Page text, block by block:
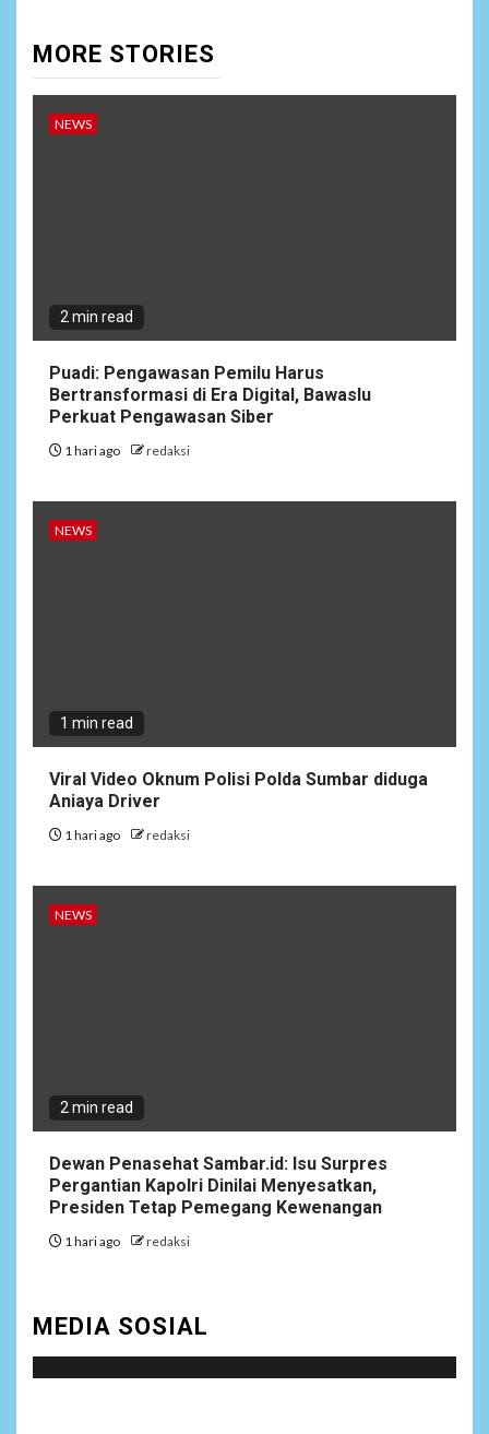
MORE STORIES
NEWS
2 min read
Puadi: Pengawasan Pemilu Harus
Bertransformasi di Era Digital, Bawaslu
Perkuat Pengawasan Siber
1 hari ago redaksi
NEWS
1 min read
Viral Video Oknum Polisi Polda Sumbar diduga
Aniaya Driver
1 hari ago redaksi
NEWS
2 min read
Dewan Penasehat Sambar.id: Isu Surpres
Pergantian Kapolri Dinilai Menyesatkan,
Presiden Tetap Pemegang Kewenangan
1 hari ago redaksi
MEDIA SOSIAL